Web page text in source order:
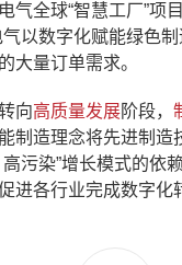
气全球“智慧工厂”
以数字化赋能绿色
大量订单需求。
向高质量发展阶段，
制造理念将先进制
污染”增长模式的
进各行业完成数字